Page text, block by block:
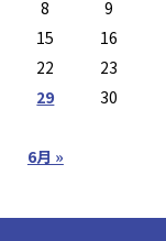
6月 »
8
9
15
16
22
23
29
30